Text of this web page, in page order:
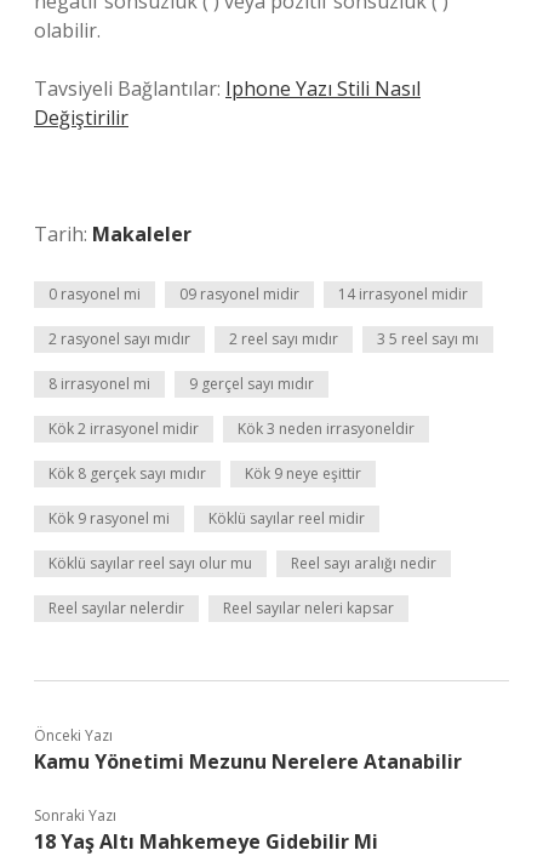
olabilir.
Tavsiyeli Bağlantılar: Iphone Yazı Stili Nasıl
Değiştirilir
Tarih: Makaleler
0 rasyonel mi 09 rasyonel midir 14 irrasyonel midir
2 rasyonel sayı mıdır 2 reel sayı mıdır 3 5 reel sayı mı
8 irrasyonel mi 9 gerçel sayı mıdır
Kök 2 irrasyonel midir Kök 3 neden irrasyoneldir
Kök 8 gerçek sayı mıdır Kök 9 neye eşittir
Kök 9 rasyonel mi Köklü sayılar reel midir
Köklü sayılar reel sayı olur mu Reel sayı aralığı nedir
Reel sayılar nelerdir Reel sayılar neleri kapsar
Önceki Yazı
Kamu Yönetimi Mezunu Nerelere Atanabilir
Sonraki Yazı
18 Yaş Altı Mahkemeye Gidebilir Mi